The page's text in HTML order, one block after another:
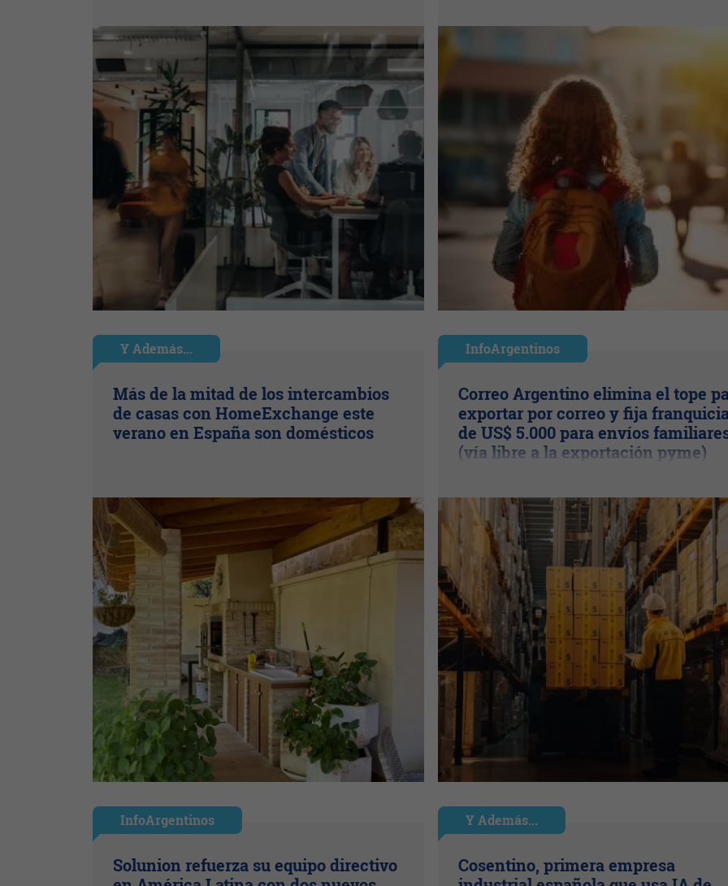
Y Además...
Más de la mitad de los intercambios
de casas con HomeExchange este
verano en España son domésticos
InfoArgentinos
Correo Argentino elimina el tope
exportar por correo y fija
de US$ 5.000 para envíos
(vía libre a la exportación pyme)
InfoArgentinos
Solunion refuerza su equipo directivo
Y Además...
Cosentino, primera empresa